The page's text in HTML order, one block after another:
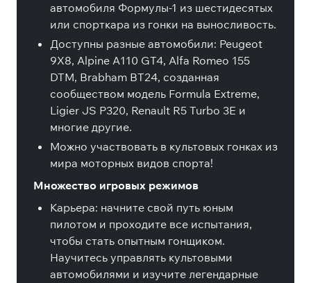
автомобиля Формулы-1 из шестидесятых
или спорткара из гонки на выносливость.
Доступны разные автомобили: Peugeot
9X8, Alpine A110 GT4, Alfa Romeo 155
DTM, Brabham BT24, созданная
сообществом модель Formula Extreme,
Ligier JS P320, Renault R5 Turbo 3E и
многие другие.
Можно участвовать в культовых гонках из
мира моторных видов спорта!
Множество игровых режимов
Карьера: начните свой путь юным
пилотом и проходите все испытания,
чтобы стать опытным гонщиком.
Научитесь управлять культовыми
автомобилями и изучите легендарные